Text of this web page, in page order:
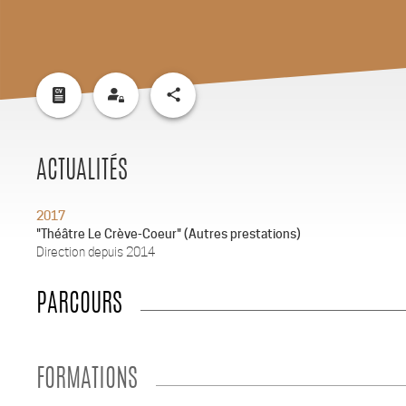
share
ACTUALITÉS
2017
"Théâtre Le Crève-Coeur" (Autres prestations)
Direction depuis 2014
PARCOURS
FORMATIONS